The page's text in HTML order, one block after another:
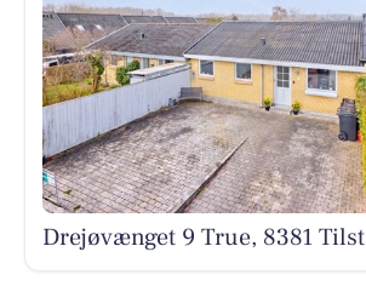
Drejøvænget 9 True, 8381 Tilst